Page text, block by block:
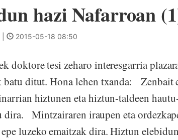
hazi Nafarroan
2015-05-18 08:50
doktore tesi zeharo interesgarria
batu ditut. Hona lehen txanda: Zenbait
hiztunen eta hiztun-taldeen
Mintzairaren iraupen eta
luzeko emaitzak dira. Hiztun